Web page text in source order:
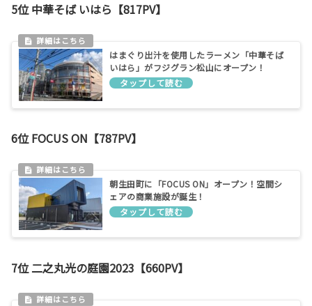
5位 中華そば いはら【817PV】
はまぐり出汁を使用したラーメン「中華そば
いはら」がフジグラン松山にオープン！
6位 FOCUS ON【787PV】
朝生田町に「FOCUS ON」オープン！空間シ
ェアの商業施設が誕生！
7位 二之丸光の庭園2023【660PV】